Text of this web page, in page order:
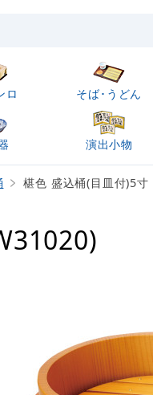
ロ そば･うどん
演出小物
椹色 盛込桶(目皿付)5